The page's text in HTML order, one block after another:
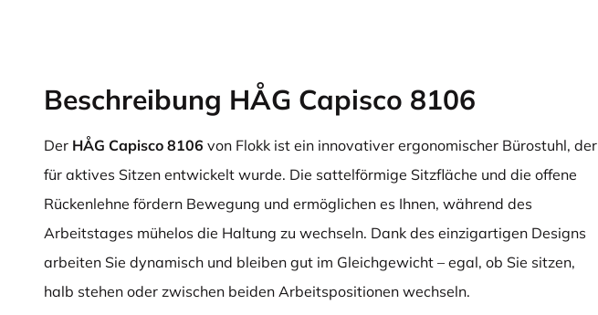
Beschreibung HÅG Capisco 8106
Der HÅG Capisco 8106 von Flokk ist ein innovativer ergonomischer Bürostuhl, der
für aktives Sitzen entwickelt wurde. Die sattelförmige Sitzfläche und die offene
Rückenlehne fördern Bewegung und ermöglichen es Ihnen, während des
Arbeitstages mühelos die Haltung zu wechseln. Dank des einzigartigen Designs
arbeiten Sie dynamisch und bleiben gut im Gleichgewicht – egal, ob Sie sitzen,
halb stehen oder zwischen beiden Arbeitspositionen wechseln.